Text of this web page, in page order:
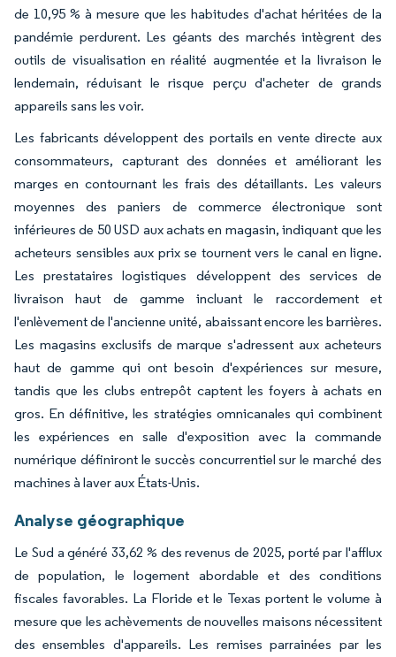
de 10,95 % à mesure que les habitudes d'achat héritées de la
pandémie perdurent. Les géants des marchés intègrent des
outils de visualisation en réalité augmentée et la livraison le
lendemain, réduisant le risque perçu d'acheter de grands
appareils sans les voir.
Les fabricants développent des portails en vente directe aux
consommateurs, capturant des données et améliorant les
marges en contournant les frais des détaillants. Les valeurs
moyennes des paniers de commerce électronique sont
inférieures de 50 USD aux achats en magasin, indiquant que les
acheteurs sensibles aux prix se tournent vers le canal en ligne.
Les prestataires logistiques développent des services de
livraison haut de gamme incluant le raccordement et
l'enlèvement de l'ancienne unité, abaissant encore les barrières.
Les magasins exclusifs de marque s'adressent aux acheteurs
haut de gamme qui ont besoin d'expériences sur mesure,
tandis que les clubs entrepôt captent les foyers à achats en
gros. En définitive, les stratégies omnicanales qui combinent
les expériences en salle d'exposition avec la commande
numérique définiront le succès concurrentiel sur le marché des
machines à laver aux États-Unis.
Analyse géographique
Le Sud a généré 33,62 % des revenus de 2025, porté par l'afflux
de population, le logement abordable et des conditions
fiscales favorables. La Floride et le Texas portent le volume à
mesure que les achèvements de nouvelles maisons nécessitent
des ensembles d'appareils. Les remises parrainées par les